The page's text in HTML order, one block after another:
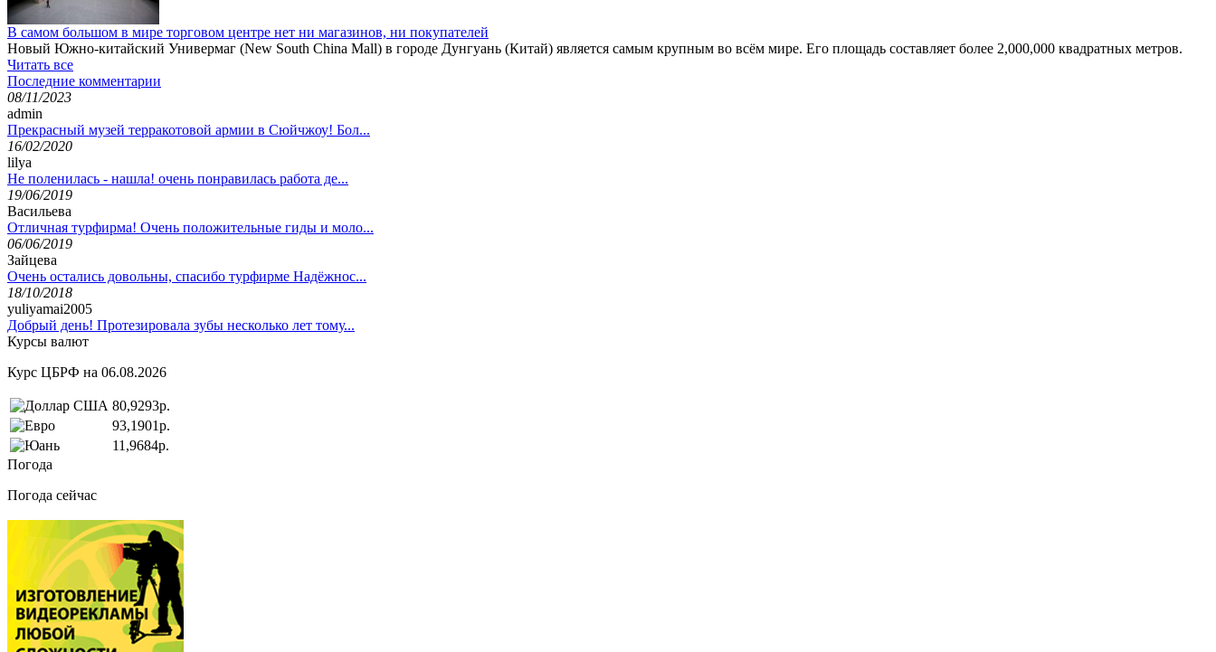
В самом большом в мире торговом центре нет ни магазинов, ни покупателей
Новый Южно-китайский Универмаг (New South China Mall) в городе Дунгуань (Китай) является самым крупным во всём мире. Его площадь составляет более 2,000,000 квадратных метров.
Читать все
Последние комментарии
08/11/2023
admin
Прекрасный музей терракотовой армии в Сюйчжоу! Бол...
16/02/2020
lilya
Не поленилась - нашла! очень понравилась работа де...
19/06/2019
Васильева
Отличная турфирма! Очень положительные гиды и моло...
06/06/2019
Зайцева
Очень остались довольны, спасибо турфирме Надёжнос...
18/10/2018
yuliyamai2005
Добрый день! Протезировала зубы несколько лет тому...
Курсы валют
Курс ЦБРФ на 06.08.2026
80,9293р.
93,1901р.
11,9684р.
Погода
Погода сейчас